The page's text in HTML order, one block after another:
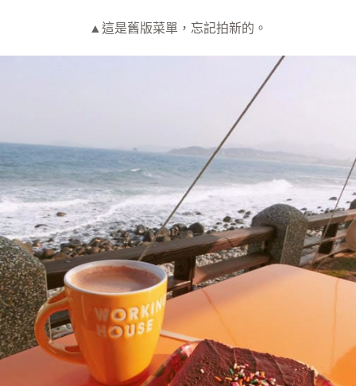
▲這是舊版菜單，忘記拍新的。